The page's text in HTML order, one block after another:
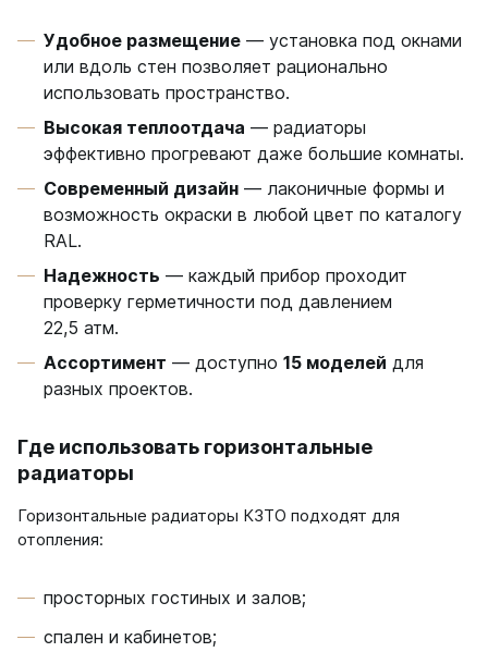
Удобное размещение — установка под окнами
или вдоль стен позволяет рационально
использовать пространство.
Высокая теплоотдача — радиаторы
эффективно прогревают даже большие комнаты.
Современный дизайн — лаконичные формы и
возможность окраски в любой цвет по каталогу
RAL.
Надежность — каждый прибор проходит
проверку герметичности под давлением
22,5 атм.
Ассортимент — доступно 15 моделей для
разных проектов.
Где использовать горизонтальные
радиаторы
Горизонтальные радиаторы КЗТО подходят для
отопления:
просторных гостиных и залов;
спален и кабинетов;